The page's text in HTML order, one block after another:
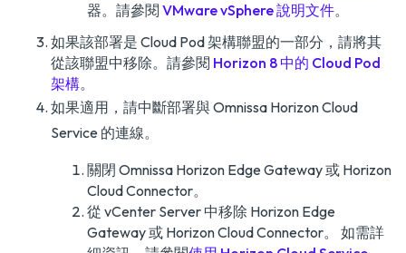
器。請參閱 VMware vSphere 說明文件。
如果該部署是 Cloud Pod 架構聯盟的一部分，請將其
從該聯盟中移除。請參閱 Horizon 8 中的 Cloud Pod
架構。
如果適用，請中斷部署與 Omnissa Horizon Cloud
Service 的連線。
關閉 Omnissa Horizon Edge Gateway 或 Horizon
Cloud Connector。
從 vCenter Server 中移除 Horizon Edge
Gateway 或 Horizon Cloud Connector。 如需詳